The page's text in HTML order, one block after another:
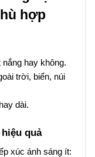
hợp
hay không.
trời, biển, núi
dài.
quả
xúc ánh sáng ít: